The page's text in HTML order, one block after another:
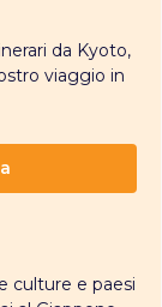
da Kyoto,
viaggio in
culture e paesi